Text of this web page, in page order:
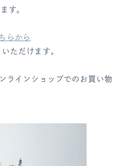
す。
らから
ただけます。
ラインショップでのお買い物